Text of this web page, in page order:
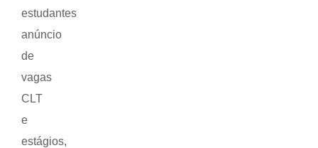
estudantes
anúncio
de
vagas
CLT
e
estágios,